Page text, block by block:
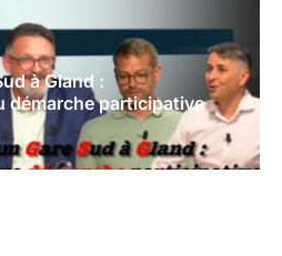
à Gland :
démarche participative